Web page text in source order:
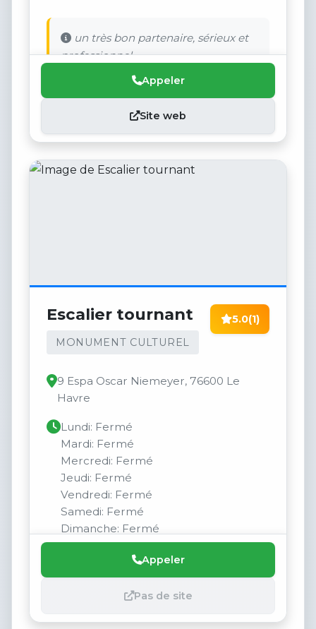
un très bon partenaire, sérieux et
professionnel
Appeler
Site web
Escalier tournant
MONUMENT CULTUREL
5.0(1)
9 Espa Oscar Niemeyer, 76600 Le
Havre
Lundi: Fermé
Mardi: Fermé
Mercredi: Fermé
Jeudi: Fermé
Vendredi: Fermé
Samedi: Fermé
Dimanche: Fermé
Appeler
Pas de site